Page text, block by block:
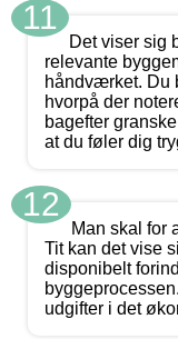
11
Det viser sig
relevante
håndværket. Du
hvorpå der
bagefter
at du føler dig
12
Man skal for
Tit kan det vise
disponibelt
udgifter i det